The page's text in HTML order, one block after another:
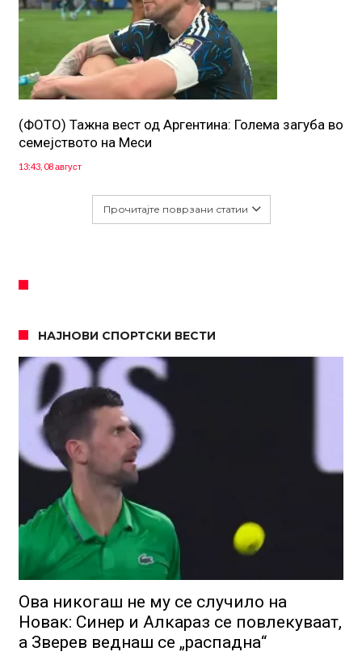
(ФОТО) Тажна вест од Аргентина: Голема загуба во
семејството на Меси
13:43, 08 август
Прочитајте поврзани статии
НАЈНОВИ СПОРТСКИ ВЕСТИ
Ова никогаш не му се случило на
Новак: Синер и Алкараз се повлекуваат,
а Зверев веднаш се „распадна“